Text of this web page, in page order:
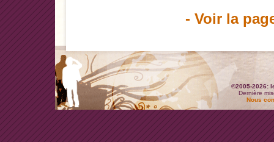
- Voir la
©2005-2026:
Dernière
Nous